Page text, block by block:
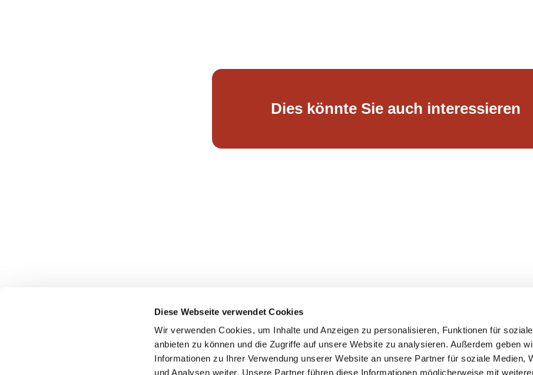
Diese Webseite verwendet Cookies
Wir verwenden Cookies, um Inhalte und Anzeigen zu personalisieren, Funktionen für
anbieten zu können und die Zugriffe auf unsere Website zu analysieren. Außerdem geben
Informationen zu Ihrer Verwendung unserer Website an unsere Partner für soziale Medien,
und Analysen weiter. Unsere Partner führen diese Informationen möglicherweise mit
Dies könnte Sie auch interessieren